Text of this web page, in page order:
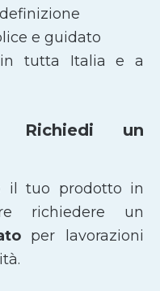
e guidato
in tutta Italia e a
Richiedi un
il tuo prodotto in
richiedere un
per lavorazioni